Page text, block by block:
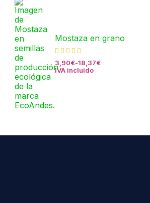
Mostaza en grano
3,90€-18,37€
IVA incluido